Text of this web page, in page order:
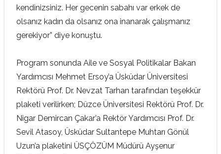
kendinizsiniz. Her gecenin sabahı var erkek de
olsanız kadın da olsanız ona inanarak çalışmanız
gerekiyor” diye konuştu.
Program sonunda Aile ve Sosyal Politikalar Bakan
Yardımcısı Mehmet Ersoy’a Üsküdar Üniversitesi
Rektörü Prof. Dr. Nevzat Tarhan tarafından teşekkür
plaketi verilirken; Düzce Üniversitesi Rektörü Prof. Dr.
Nigar Demircan Çakar’a Rektör Yardımcısı Prof. Dr.
Sevil Atasoy, Üsküdar Sultantepe Muhtarı Gönül
Uzun’a plaketini ÜSÇÖZÜM Müdürü Ayşenur